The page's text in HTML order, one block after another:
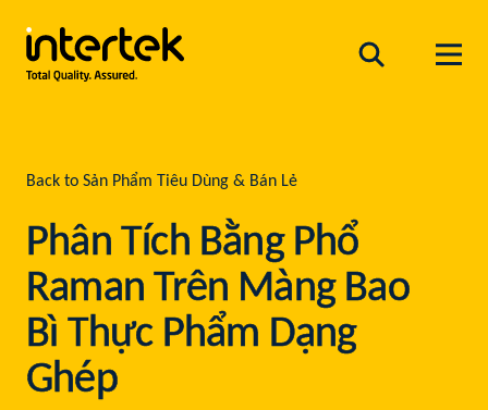
Back to Sản Phẩm Tiêu Dùng & Bán Lẻ
Phân Tích Bằng Phổ
Raman Trên Màng Bao
Bì Thực Phẩm Dạng
Ghép